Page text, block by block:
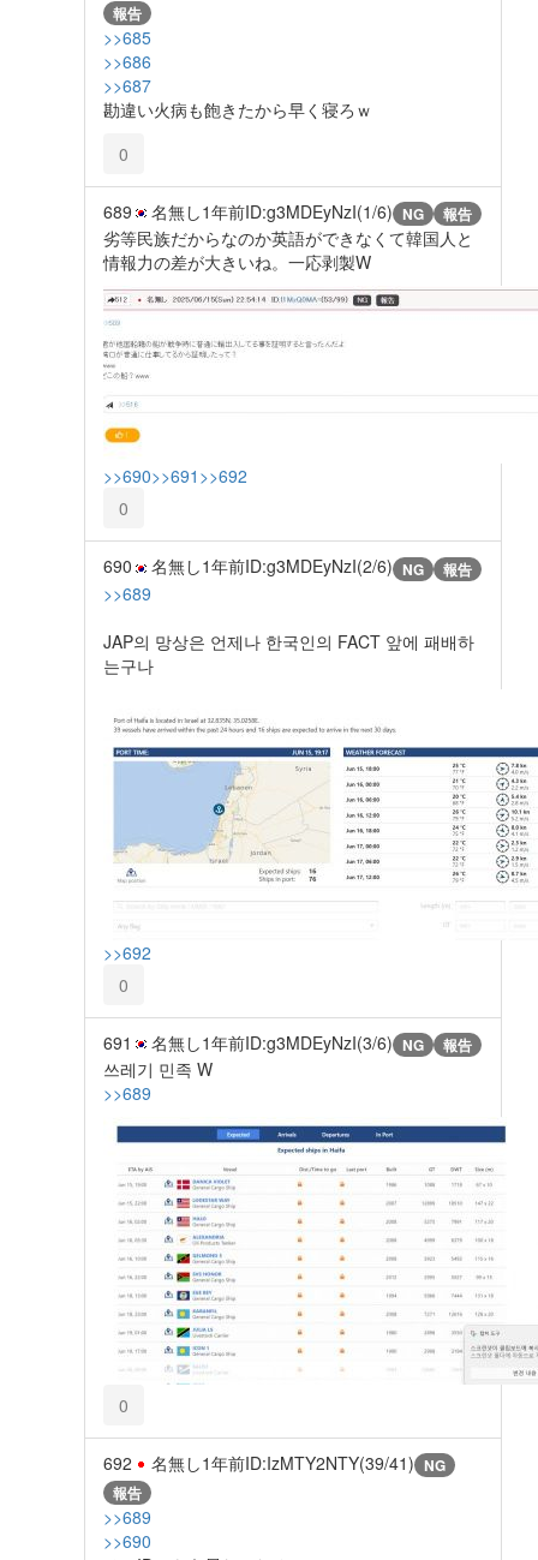
報告
>>685
>>686
>>687
勘違い火病も飽きたから早く寝ろｗ
0
689 名無し1年前ID:g3MDEyNzI(1/6) NG 報告
劣等民族だからなのか英語ができなくて韓国人と
情報力の差が大きいね。一応剥製W
>>690>>691 >>692
0
690 名無し1年前ID:g3MDEyNzI(2/6) NG 報告
>>689
JAP의 망상은 언제나 한국인의 FACT 앞에 패배하
는구나
>>692
0
691 名無し1年前ID:g3MDEyNzI(3/6) NG 報告
쓰레기 민족 W
>>689
0
692 名無し1年前ID:IzMTY2NTY(39/41) NG
報告
>>689
>>690